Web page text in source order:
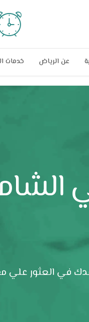
عن الرياض خدمات
في العثور علي